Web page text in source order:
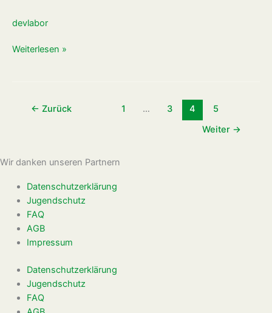
devlabor
Weiterlesen »
← Zurück 1 … 3 4
5
Weiter →
Wir danken unseren Partnern
Datenschutzerklärung
Jugendschutz
FAQ
AGB
Impressum
Datenschutzerklärung
Jugendschutz
FAQ